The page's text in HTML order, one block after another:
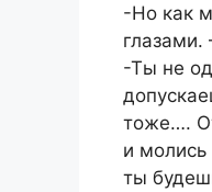
-Но как
глазами.
-Ты не
тоже….
и молись
ты